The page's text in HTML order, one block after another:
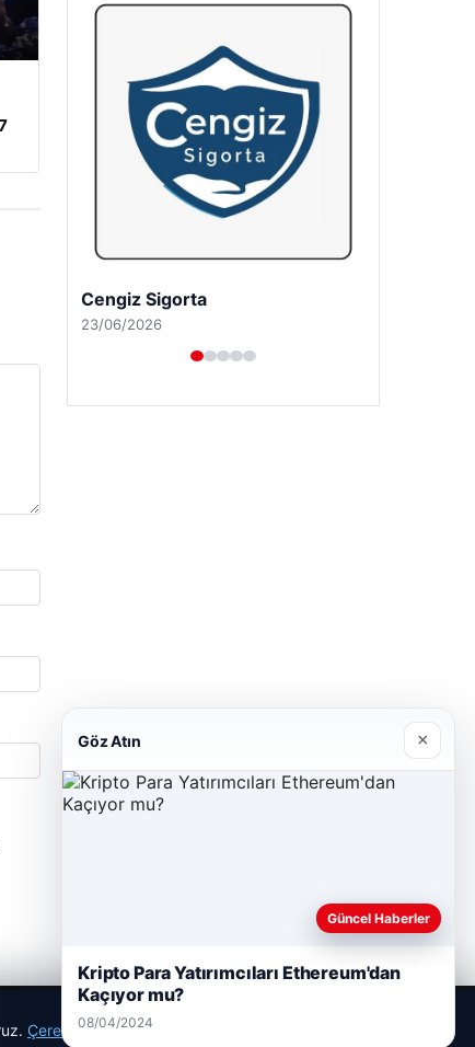
Cengiz Sigorta
23/06/2026
Çerez Politikamız
Göz Atın ×
Güncel Haberler
Kripto Para Yatırımcıları Ethereum'dan
Kaçıyor mu?
08/04/2024